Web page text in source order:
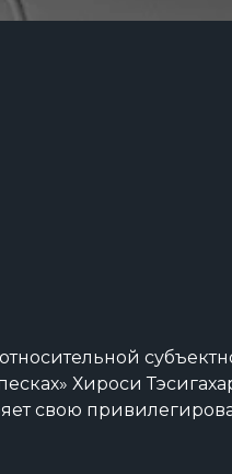
Хироси
свою